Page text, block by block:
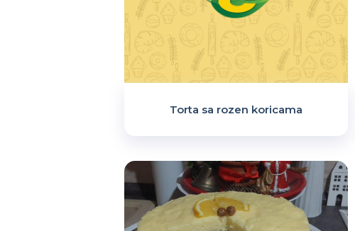
Torta sa rozen koricama